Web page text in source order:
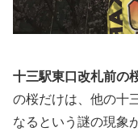
十三駅東口改札前の
の桜だけは、他の十
なるという謎の現象